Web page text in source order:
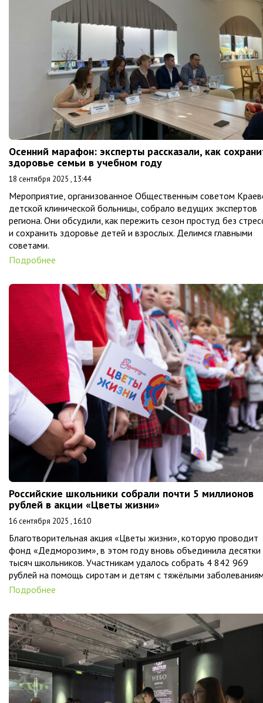
Осенний марафон: эксперты рассказали, как
здоровье семьи в учебном году
18 сентября 2025 , 13:44
Мероприятие, организованное Общественным советом
детской клинической больницы, собрало ведущих экспертов
региона. Они обсудили, как пережить сезон простуд без
и сохранить здоровье детей и взрослых. Делимся главными
советами.
Подробнее
Российские школьники собрали почти 5 миллионов
рублей в акции «Цветы жизни»
16 сентября 2025 , 16:10
Благотворительная акция «Цветы жизни», которую проводит
фонд «Дедморозим», в этом году вновь объединила десятки
тысяч школьников. Участникам удалось собрать 4 842 969
рублей на помощь сиротам и детям с тяжёлыми
Подробнее